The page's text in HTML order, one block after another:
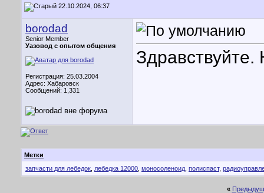
22.10.2024, 06:37
borodad
Senior Member
Уазовод с опытом общения
Регистрация: 25.03.2004
Адрес: Хабаровск
Сообщений: 1,331
Здравствуйте.
Метки
запчасти для лебедок лебедка 12000 моносоленоид полиспаст,
«